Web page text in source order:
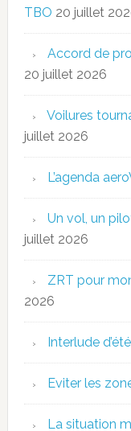
TBO 20 juillet
Accord de
20 juillet 2026
Voilures
juillet 2026
L’agenda
Un vol, un
juillet 2026
ZRT pour
2026
Interlude d’été
Eviter les
La situation